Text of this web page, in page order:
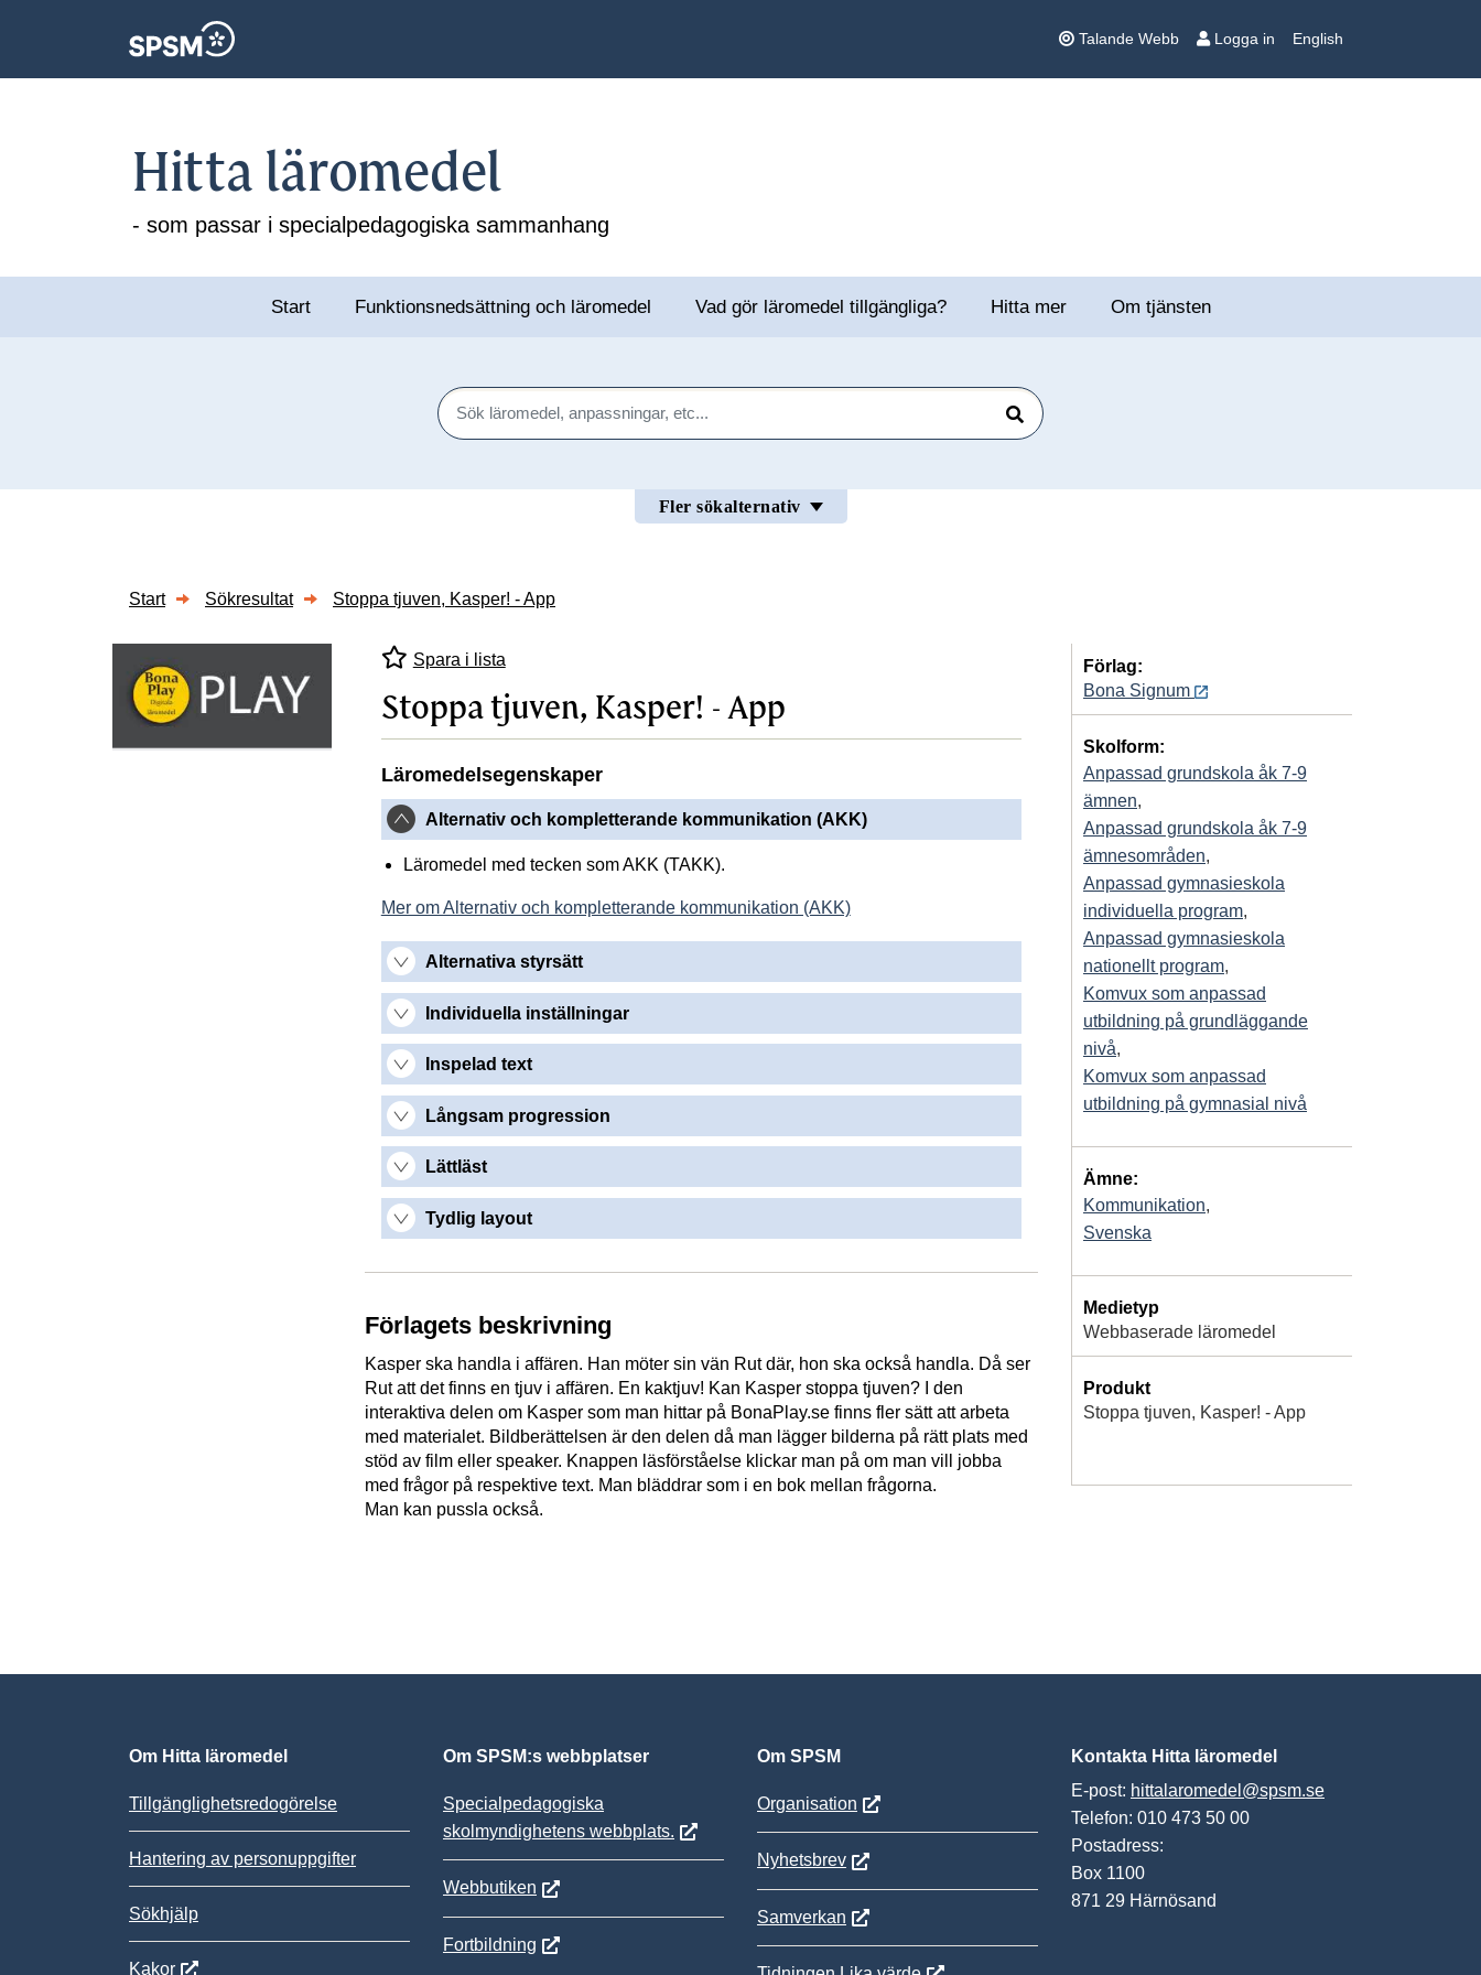
Talande Webb Logga in English
Hitta läromedel
- som passar i specialpedagogiska sammanhang
Start Funktionsnedsättning och läromedel Vad gör läromedel tillgängliga? Hitta mer Om tjänsten
Sök
Sök
Fler sökalternativ
Start Sökresultat Stoppa tjuven, Kasper! - App
Spara i lista
Stoppa tjuven, Kasper! - App
Läromedelsegenskaper
Alternativ och kompletterande kommunikation (AKK)
Läromedel med tecken som AKK (TAKK).
Mer om Alternativ och kompletterande kommunikation (AKK)
Alternativa styrsätt
Individuella inställningar
Inspelad text
Långsam progression
Lättläst
Tydlig layout
Förlagets beskrivning
Kasper ska handla i affären. Han möter sin vän Rut där, hon ska också handla. Då ser
Rut att det finns en tjuv i affären. En kaktjuv! Kan Kasper stoppa tjuven? I den
interaktiva delen om Kasper som man hittar på BonaPlay.se finns fler sätt att arbeta
med materialet. Bildberättelsen är den delen då man lägger bilderna på rätt plats med
stöd av film eller speaker. Knappen läsförståelse klickar man på om man vill jobba
med frågor på respektive text. Man bläddrar som i en bok mellan frågorna.
Man kan pussla också.
Förlag:
Bona Signum
Skolform:
Anpassad grundskola åk 7-9
ämnen,
Anpassad grundskola åk 7-9
ämnesområden,
Anpassad gymnasieskola
individuella program,
Anpassad gymnasieskola
nationellt program,
Komvux som anpassad
utbildning på grundläggande
nivå,
Komvux som anpassad
utbildning på gymnasial nivå
Ämne:
Kommunikation,
Svenska
Medietyp
Webbaserade läromedel
Produkt
Stoppa tjuven, Kasper! - App
Om Hitta läromedel
Tillgänglighetsredogörelse
Hantering av personuppgifter
Sökhjälp
Kakor
Om SPSM:s webbplatser
Specialpedagogiska
skolmyndighetens webbplats.
Webbutiken
Fortbildning
Om SPSM
Organisation
Nyhetsbrev
Samverkan
Kontakta Hitta läromedel
E-post: hittalaromedel@spsm.se
Telefon: 010 473 50 00
Postadress:
Box 1100
871 29 Härnösand